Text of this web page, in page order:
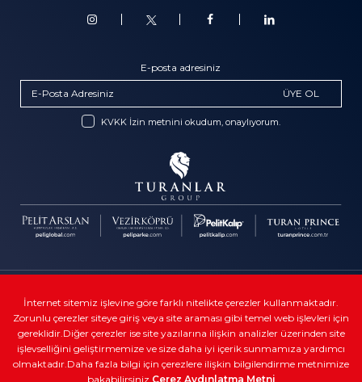
E-posta adresiniz
ÜYE OL
KVKK İzin metnini okudum, onaylıyorum.
Telif Hakkı © Turanlar Group
Kullanıcı sözleşmeleri
Veri gizliliği
Yasal
İnternet sitemiz işlevine göre farklı nitelikte çerezler kullanmaktadır.
Zorunlu çerezler siteye giriş veya site araması gibi temel web işlevleri için
gereklidir.Diğer çerezler ise site yazılarına ilişkin analizler üzerinden site
işlevselliğini geliştirmemize ve size daha iyi içerik sunmamıza yardımcı
olmaktadır.Daha fazla bilgi için çerezlere ilişkin bilgilendirme metnimize
bakabilirsiniz Çerez Aydınlatma Metni